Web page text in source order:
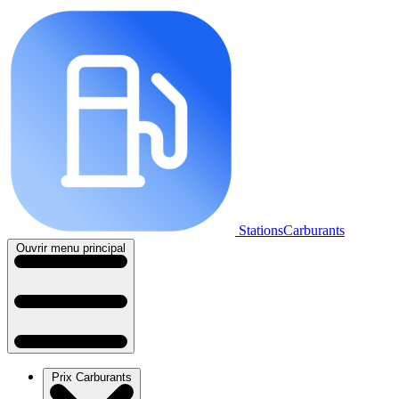
StationsCarburants
Ouvrir menu principal
Prix Carburants